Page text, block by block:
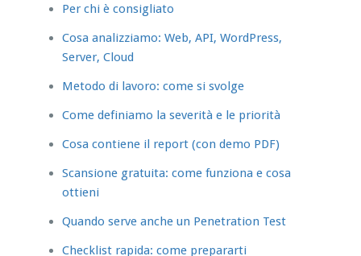
Per chi è consigliato
Cosa analizziamo: Web, API, WordPress,
Server, Cloud
Metodo di lavoro: come si svolge
Come definiamo la severità e le priorità
Cosa contiene il report (con demo PDF)
Scansione gratuita: come funziona e cosa
ottieni
Quando serve anche un Penetration Test
Checklist rapida: come prepararti